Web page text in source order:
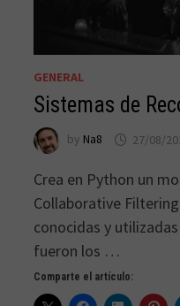
GENERAL
Sistemas de
by Na8 27/08/
Crea en Python un
Collaborative
conocidas y
fueron los …
Comparte el artículo: